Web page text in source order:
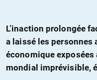
CONTACTER
FAIRE UN
DON
L’inaction prolongée
a laissé les personnes
économique
mondial imprévisible,